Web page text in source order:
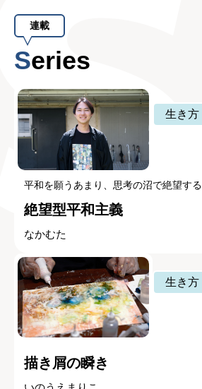
連載
Series
生き方
平和を願うあまり、思考の沼で絶望する
絶望型平和主義
なかむた
生き方
描き屑の瞬き